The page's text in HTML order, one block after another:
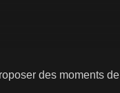
des moments de